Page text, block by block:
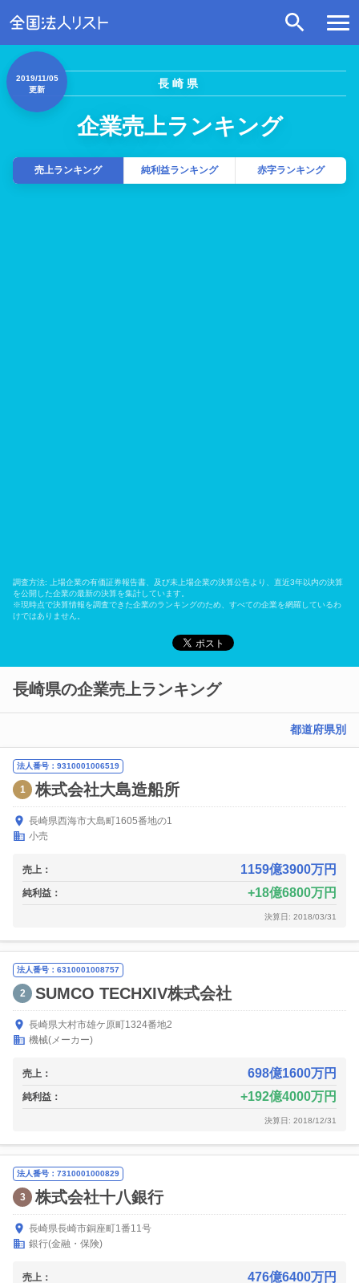
長崎県
企業売上ランキング
2019/11/05
更新
売上ランキング 純利益ランキング 赤字ランキング
調査方法: 上場企業の有価証券報告書、及び未上場企業の決算公告より、直近3年以内の決算
を公開した企業の最新の決算を集計しています。
※現時点で決算情報を調査できた企業のランキングのため、すべての企業を網羅しているわ
けではありません。
長崎県の企業売上ランキング
都道府県別
法人番号：9310001006519
1 株式会社大島造船所
長崎県西海市大島町1605番地の1
小売
売上： 1159億3900万円
純利益： 18億6800万円
決算日: 2018/03/31
法人番号：6310001008757
2 SUMCO TECHXIV株式会社
長崎県大村市雄ケ原町1324番地2
機械(メーカー)
売上： 698億1600万円
純利益： 192億4000万円
決算日: 2018/12/31
法人番号：7310001000829
3 株式会社十八銀行
長崎県長崎市銅座町1番11号
銀行(金融・保険)
売上： 476億6400万円